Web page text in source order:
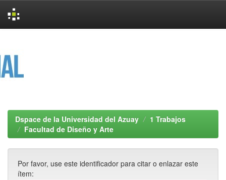
Dspace de la Universidad del Azuay
1 Trabajos
Facultad de Diseño y Arte
Por favor, use este identificador para citar o enlazar este
ítem: